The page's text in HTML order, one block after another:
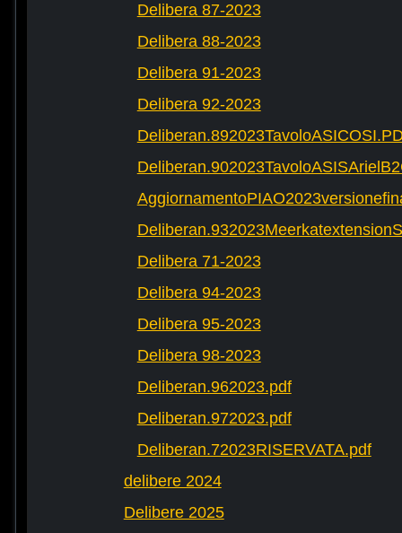
Delibera 87-2023
Delibera 88-2023
Delibera 91-2023
Delibera 92-2023
Delibera 71-2023
Delibera 94-2023
Delibera 95-2023
Delibera 98-2023
Deliberan.962023.pdf
Deliberan.972023.pdf
Deliberan.72023RISERVATA.pdf
delibere 2024
Delibere 2025